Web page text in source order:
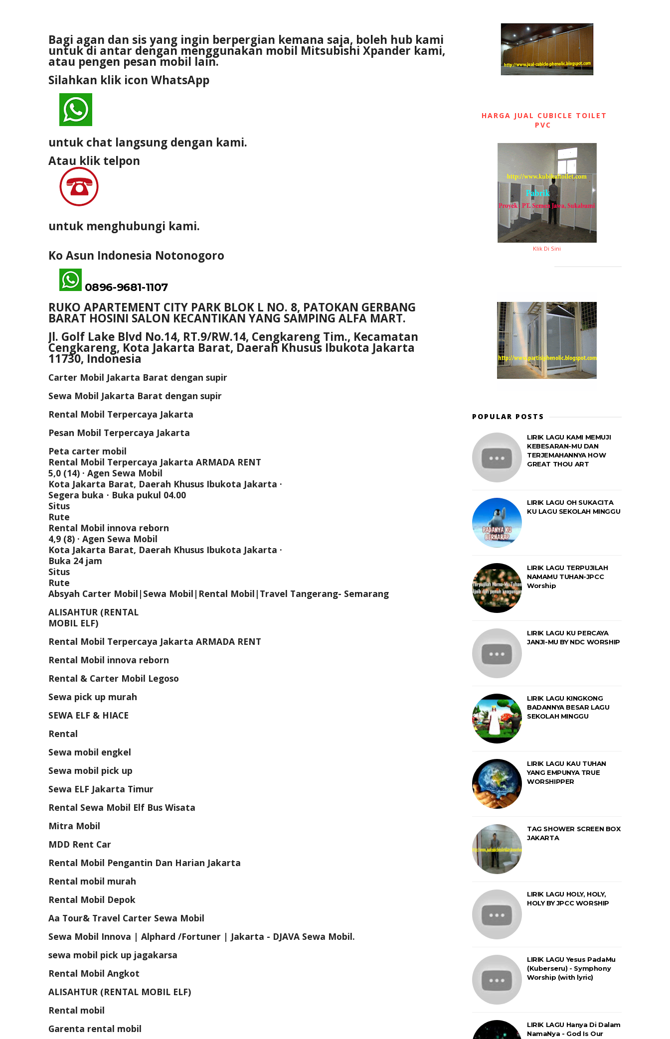
Bagi agan dan sis yang ingin berpergian kemana saja, boleh hub kami
untuk di antar dengan menggunakan mobil Mitsubishi Xpander kami,
atau pengen pesan mobil lain.
Silahkan klik icon WhatsApp
untuk chat langsung dengan kami.
Atau klik telpon
untuk menghubungi kami.
Ko Asun Indonesia Notonogoro
0896-9681-1107
RUKO APARTEMENT CITY PARK BLOK L NO. 8, PATOKAN GERBANG
BARAT HOSINI SALON KECANTIKAN YANG SAMPING ALFA MART.
Jl. Golf Lake Blvd No.14, RT.9/RW.14, Cengkareng Tim., Kecamatan
Cengkareng, Kota Jakarta Barat, Daerah Khusus Ibukota Jakarta
11730, Indonesia
Carter Mobil Jakarta Barat dengan supir
Sewa Mobil Jakarta Barat dengan supir
Rental Mobil Terpercaya Jakarta
Pesan Mobil Terpercaya Jakarta
Peta carter mobil
Rental Mobil Terpercaya Jakarta ARMADA RENT
5,0 (14) · Agen Sewa Mobil
Kota Jakarta Barat, Daerah Khusus Ibukota Jakarta ·
Segera buka ⋅ Buka pukul 04.00
Situs
Rute
Rental Mobil innova reborn
4,9 (8) · Agen Sewa Mobil
Kota Jakarta Barat, Daerah Khusus Ibukota Jakarta ·
Buka 24 jam
Situs
Rute
Absyah Carter Mobil|Sewa Mobil|Rental Mobil|Travel Tangerang- Semarang
ALISAHTUR (RENTAL
MOBIL ELF)
Rental Mobil Terpercaya Jakarta ARMADA RENT
Rental Mobil innova reborn
Rental & Carter Mobil Legoso
Sewa pick up murah
SEWA ELF & HIACE
Rental
Sewa mobil engkel
Sewa mobil pick up
Sewa ELF Jakarta Timur
Rental Sewa Mobil Elf Bus Wisata
Mitra Mobil
MDD Rent Car
Rental Mobil Pengantin Dan Harian Jakarta
Rental mobil murah
Rental Mobil Depok
Aa Tour& Travel Carter Sewa Mobil
Sewa Mobil Innova | Alphard /Fortuner | Jakarta - DJAVA Sewa Mobil.
sewa mobil pick up jagakarsa
Rental Mobil Angkot
ALISAHTUR (RENTAL MOBIL ELF)
Rental mobil
Garenta rental mobil
HARGA JUAL CUBICLE TOILET
PVC
Klik Di Sini
POPULAR POSTS
LIRIK LAGU KAMI MEMUJI
KEBESARAN-MU DAN
TERJEMAHANNYA HOW
GREAT THOU ART
LIRIK LAGU OH SUKACITA
KU LAGU SEKOLAH MINGGU
LIRIK LAGU TERPUJILAH
NAMAMU TUHAN-JPCC
Worship
LIRIK LAGU KU PERCAYA
JANJI-MU BY NDC WORSHIP
LIRIK LAGU KINGKONG
BADANNYA BESAR LAGU
SEKOLAH MINGGU
LIRIK LAGU KAU TUHAN
YANG EMPUNYA TRUE
WORSHIPPER
TAG SHOWER SCREEN BOX
JAKARTA
LIRIK LAGU HOLY, HOLY,
HOLY BY JPCC WORSHIP
LIRIK LAGU Yesus PadaMu
(Kuberseru) - Symphony
Worship (with lyric)
LIRIK LAGU Hanya Di Dalam
NamaNya - God Is Our